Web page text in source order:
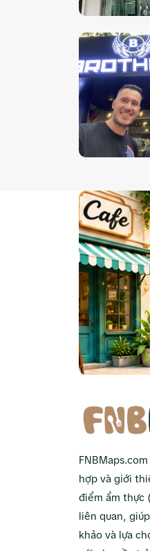
hợp và giới
điểm ẩm thực
liên quan,
khảo và lựa